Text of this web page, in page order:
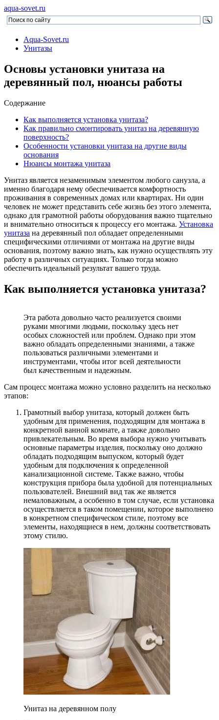
aqua-sovet.ru
Aqua-Sovet.ru
Унитазы
Основы установки унитаза на
деревянный пол, нюансы работы
Содержание
Как выполняется установка унитаза?
Как правильно смонтировать унитаз на деревянную
поверхность?
Особенности установки унитаза на другие виды
основания
Нюансы монтажа унитаза
Унитаз является незаменимым элементом любого санузла, а
именно благодаря нему обеспечивается комфортность
проживания в современных домах или квартирах. Ни один
человек не может представить себе жизнь без этого элемента,
однако для грамотной работы оборудования важно тщательно
и внимательно относиться к процессу его монтажа. Установка
унитаза на деревянный пол обладает определенными
специфическими отличиями от монтажа на другие виды
основания, поэтому важно знать, как нужно осуществлять эту
работу в различных ситуациях. Только тогда можно
обеспечить идеальный результат вашего труда.
Как выполняется установка унитаза?
Эта работа довольно часто реализуется своими
руками многими людьми, поскольку здесь нет
особых сложностей или проблем. Однако при этом
важно обладать определенными знаниями, а также
пользоваться различными элементами и
инструментами, чтобы итог всей деятельности
был качественным и надежным.
Сам процесс монтажа можно условно разделить на несколько
этапов:
Грамотный выбор унитаза, который должен быть
удобным для применения, подходящим для монтажа в
конкретной ванной комнате, а также довольно
привлекательным. Во время выбора нужно учитывать
основные параметры изделия, поскольку оно должно
обладать подходящим выпуском, который будет
удобным для подключения к определенной
канализационной системе. Также важно, чтобы
конструкция прибора была удобной для потенциальных
пользователей. Внешний вид так же является
немаловажным, а особенно в том случае, если установка
осуществляется в таком помещении, которое выполнено
в конкретном специфическом стиле, поэтому все
элементы, находящиеся в нем, должны соответствовать
этому стилю.
Унитаз на деревянном полу